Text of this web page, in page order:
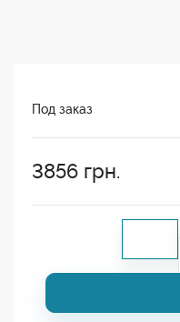
Под заказ
3856 грн.